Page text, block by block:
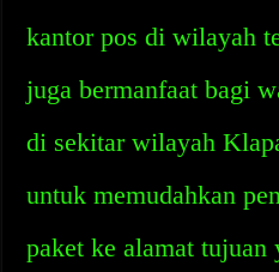
kantor pos di wilayah
juga bermanfaat bagi
di sekitar wilayah
untuk memudahkan
paket ke alamat tujuan